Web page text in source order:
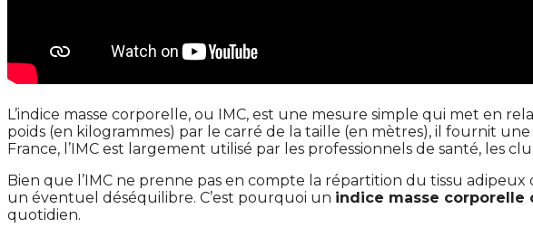
L’indice masse corporelle, ou IMC, est une mesure simple qui met en
poids (en kilogrammes) par le carré de la taille (en mètres), il fournit
France, l’IMC est largement utilisé par les professionnels de santé, les
Bien que l’IMC ne prenne pas en compte la répartition du tissu
un éventuel déséquilibre. C’est pourquoi un indice masse corporelle
quotidien.